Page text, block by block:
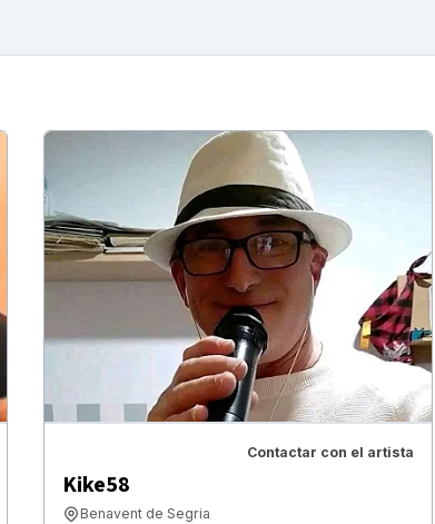
Contactar con el artista
Kike58
Benavent de Segria